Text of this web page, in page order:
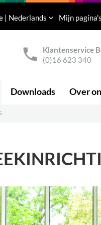
| Nederlands Mijn
Klantenservice
(0)16 623 340
Downloads Over